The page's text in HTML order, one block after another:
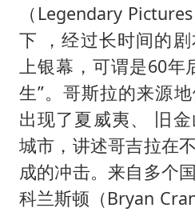
（Legendary
下 ，经过长时间的
上银幕，可谓是60年
生”。哥斯拉的来源
出现了夏威夷、 旧
城市，讲述哥吉拉在
成的冲击。来自多个
科兰斯顿（Bryan